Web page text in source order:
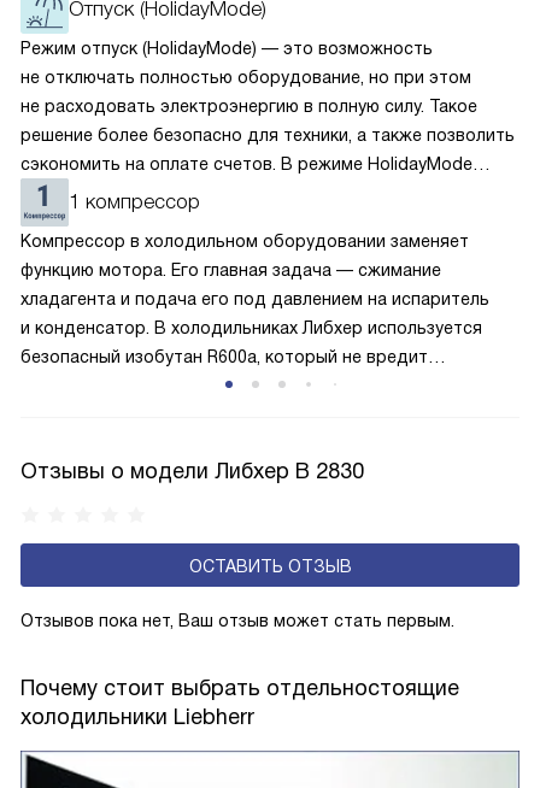
Отпуск (HolidayMode)
Режим отпуск (HolidayMode) — это возможность
не отключать полностью оборудование, но при этом
не расходовать электроэнергию в полную силу. Такое
решение более безопасно для техники, а также позволить
сэкономить на оплате счетов. В режиме HolidayMode
вентилятор и суперохлаждение не работают, а в камере
устанавливается температура в районе +15 градусов. Это
позволяет сохранить продукты на определённое время
и избежать появление неприятных запахов.
1 компрессор
Компрессор в холодильном оборудовании заменяет
функцию мотора. Его главная задача — сжимание
хладагента и подача его под давлением на испаритель
и конденсатор. В холодильниках Либхер используется
безопасный изобутан R600a, который не вредит
окружающей среде. Компрессор перегоняет его
и быстрее происходит охлаждение, затрачивается
Отзывы о модели Либхер B 2830
ОСТАВИТЬ ОТЗЫВ
Отзывов пока нет, Ваш отзыв может стать первым.
Почему стоит выбрать отдельностоящие
холодильники Liebherr